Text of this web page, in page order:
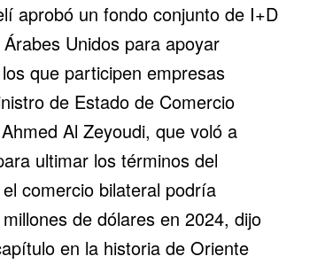
aprobó un fondo conjunto de I+D
Unidospara apoyar
que participen empresas
de Estado de Comercio
Al Zeyoudi, que voló a
ultimar los términos del
comercio bilateral podría
de dólares en 2024, dijo
en la historia de Oriente